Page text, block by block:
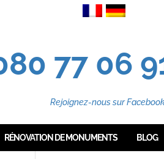
77 06
Rejoignez-nous sur
RÉNOVATION DE MONUMENTS BLOG